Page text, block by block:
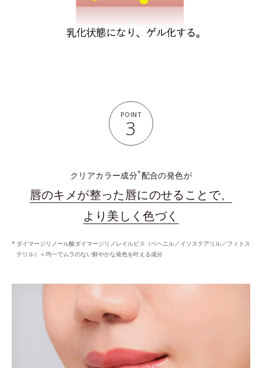
POINT
3
クリアカラー成分*配合の発色が
唇のキメが整った唇にのせることで、
より美しく色づく
ダイマージリノール酸ダイマージリノレイルビス（ベヘニル／イソステアリル／フィトス
テリル）＝均一でムラのない鮮やかな発色を叶える成分